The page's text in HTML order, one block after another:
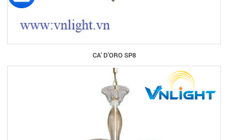
CA' D'ORO SP8